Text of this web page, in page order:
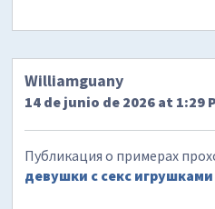
Williamguany
14 de junio de 2026 at 1:29
Публикация о примерах
девушки с секс игрушками